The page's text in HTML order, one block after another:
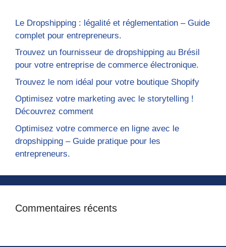
Le Dropshipping : légalité et réglementation – Guide
complet pour entrepreneurs.
Trouvez un fournisseur de dropshipping au Brésil
pour votre entreprise de commerce électronique.
Trouvez le nom idéal pour votre boutique Shopify
Optimisez votre marketing avec le storytelling !
Découvrez comment
Optimisez votre commerce en ligne avec le
dropshipping – Guide pratique pour les
entrepreneurs.
Commentaires récents